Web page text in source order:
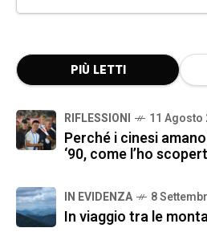
PIÙ LETTI
RIFLESSIONI 11 Agosto
Perché i cinesi
‘90, come l’ho
IN EVIDENZA 8
In viaggio tra le